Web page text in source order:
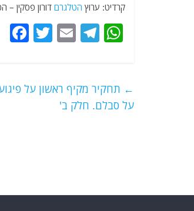
קרדיט: ערוץ הטלגרם דורון פסקין
W
s
A
T
g
ra
E
l
T
er
e ← תחקיר מקיף ראשון על
על סבלם. חלק ב'